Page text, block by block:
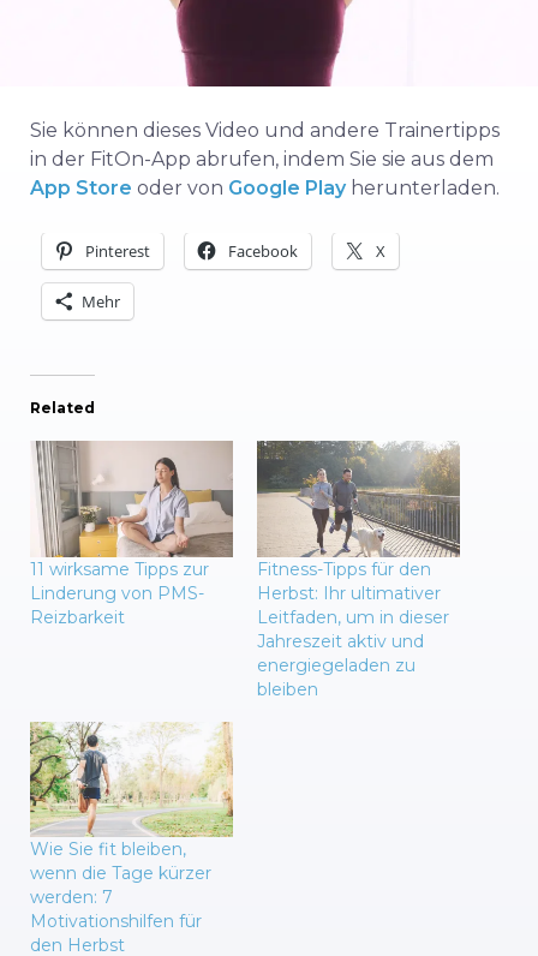
Sie können dieses Video und andere Trainertipps
in der FitOn-App abrufen, indem Sie sie aus dem
App Store oder von Google Play herunterladen.
Pinterest Facebook X
Mehr
Related
11 wirksame Tipps zur
Linderung von PMS-
Reizbarkeit
Fitness-Tipps für den
Herbst: Ihr ultimativer
Leitfaden, um in dieser
Jahreszeit aktiv und
energiegeladen zu
bleiben
Wie Sie fit bleiben,
wenn die Tage kürzer
werden: 7
Motivationshilfen für
den Herbst